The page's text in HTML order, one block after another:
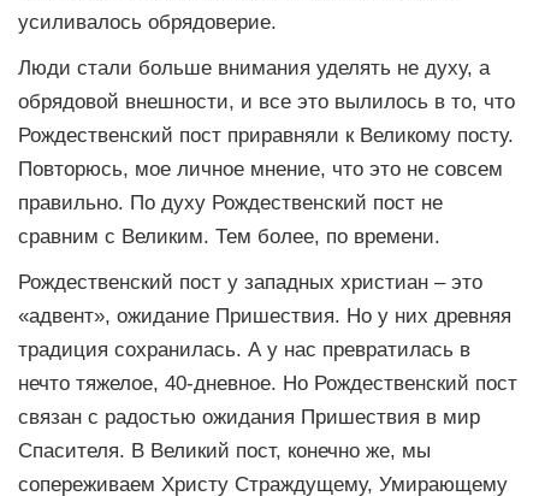
усиливалось обрядоверие.
Люди стали больше внимания уделять не духу, а
обрядовой внешности, и все это вылилось в то, что
Рождественский пост приравняли к Великому посту.
Повторюсь, мое личное мнение, что это не совсем
правильно. По духу Рождественский пост не
сравним с Великим. Тем более, по времени.
Рождественский пост у западных христиан – это
«адвент», ожидание Пришествия. Но у них древняя
традиция сохранилась. А у нас превратилась в
нечто тяжелое, 40-дневное. Но Рождественский пост
связан с радостью ожидания Пришествия в мир
Спасителя. В Великий пост, конечно же, мы
сопереживаем Христу Страждущему, Умирающему